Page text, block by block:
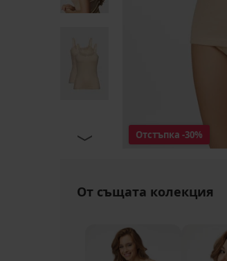
Отстъпка -30%
От същата колекция